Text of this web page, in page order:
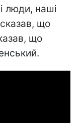
люди, наші
сказав, що
що